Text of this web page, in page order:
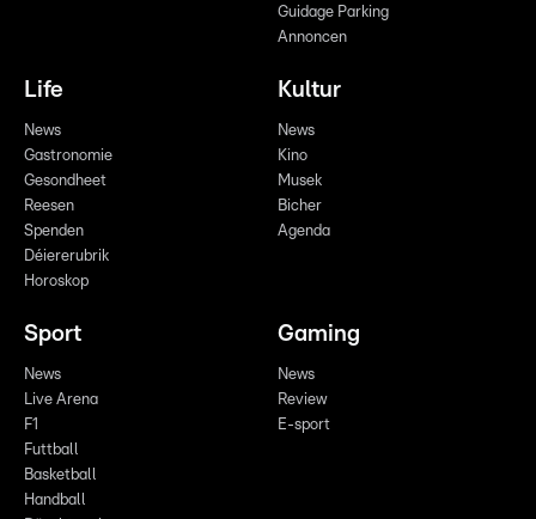
Guidage Parking
Annoncen
Life
News
Gastronomie
Gesondheet
Reesen
Spenden
Déiererubrik
Horoskop
Kultur
News
Kino
Musek
Bicher
Agenda
Sport
News
Live Arena
F1
Futtball
Basketball
Handball
Gaming
News
Review
E-sport